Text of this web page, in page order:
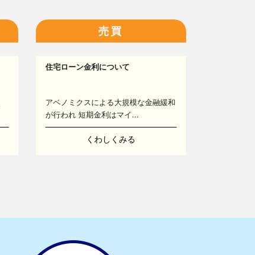
売買
住宅ローン金利について
アベノミクスによる大規模な金融緩和
が行われ 短期金利はマイ...
くわしくみる